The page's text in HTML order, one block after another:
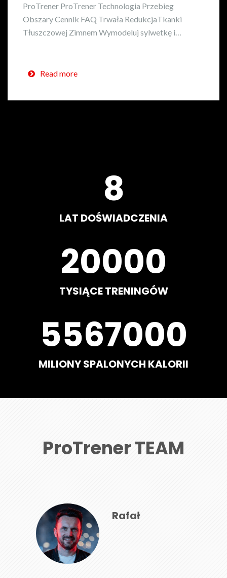
ProTrener ProTrener Technologia Przebieg
Obszary Cennik FAQ Trwała RedukcjaTkanki
Tłuszczowej Zimnem Wymodeluj sylwetkę i…
Read more
8
LAT DOŚWIADCZENIA
20000
TYSIĄCE TRENINGÓW
5567000
MILIONY SPALONYCH KALORII
ProTrener TEAM
Rafał